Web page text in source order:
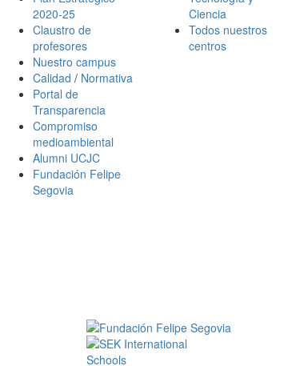
2020-25
Claustro de
profesores
Nuestro campus
Calidad / Normativa
Portal de
Transparencia
Compromiso
medioambiental
Alumni UCJC
Fundación Felipe
Segovia
Ciencia
Todos nuestros
centros